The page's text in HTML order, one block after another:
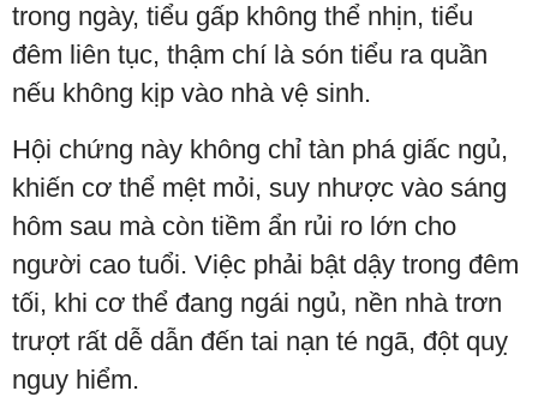
trong ngày, tiểu gấp không thể nhịn, tiểu
đêm liên tục, thậm chí là són tiểu ra quần
nếu không kịp vào nhà vệ sinh.
Hội chứng này không chỉ tàn phá giấc ngủ,
khiến cơ thể mệt mỏi, suy nhược vào sáng
hôm sau mà còn tiềm ẩn rủi ro lớn cho
người cao tuổi. Việc phải bật dậy trong đêm
tối, khi cơ thể đang ngái ngủ, nền nhà trơn
trượt rất dễ dẫn đến tai nạn té ngã, đột quỵ
nguy hiểm.